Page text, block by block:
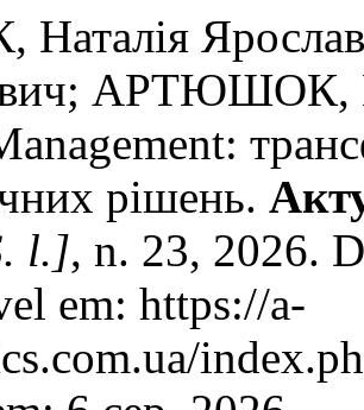
АРТЮШОК,
рішень.
l.], n. 23, 2026.
em: https://a-